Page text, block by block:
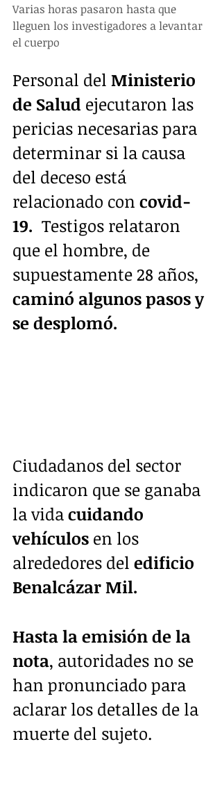
Varias horas pasaron hasta que
lleguen los investigadores a levantar
el cuerpo
Personal del Ministerio
de Salud ejecutaron las
pericias necesarias para
determinar si la causa
del deceso está
relacionado con covid-
19.
  Testigos relataron
que el hombre, de
supuestamente 28 años,
caminó algunos pasos y
se desplomó.
Ciudadanos del sector
indicaron que se ganaba
la vida cuidando
vehículos en los
alrededores del edificio
Benalcázar Mil.
Hasta la emisión de la
nota, autoridades no se
han pronunciado para
aclarar los detalles de la
muerte del sujeto.